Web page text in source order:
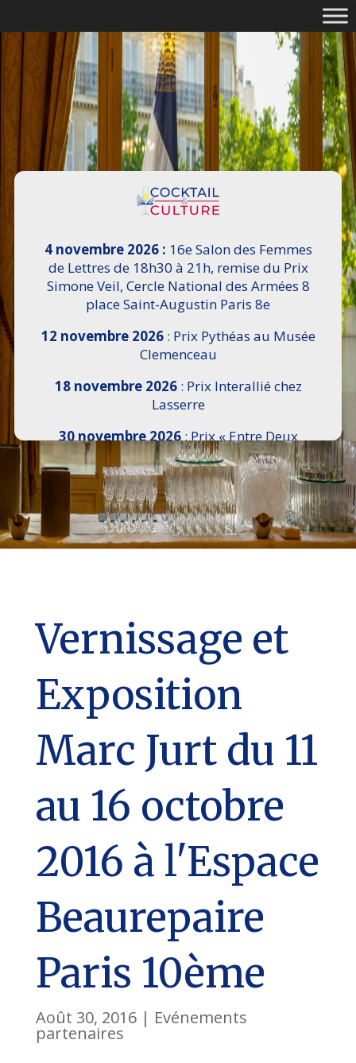
4 novembre 2026 : 16e Salon des Femmes
de Lettres de 18h30 à 21h, remise du Prix
Simone Veil, Cercle National des Armées 8
place Saint-Augustin Paris 8e
12 novembre 2026: Prix Pythéas au Musée
Clemenceau
18 novembre 2026: Prix Interallié chez
Lasserre
30 novembre 2026: Prix « Entre Deux
Rives » I Scemi Astutti au Sénat
7 décembre 2026 :16e Salon de l’Histoire de
18h30 à 21h, remise du Prix du Guesclin,
Cercle National des Armées 8 place Saint-
Augustin Paris 8e
Vernissage et
Exposition
Marc Jurt du 11
au 16 octobre
2016 à l'Espace
Beaurepaire
Paris 10ème
Août 30, 2016| Evénements
partenaires